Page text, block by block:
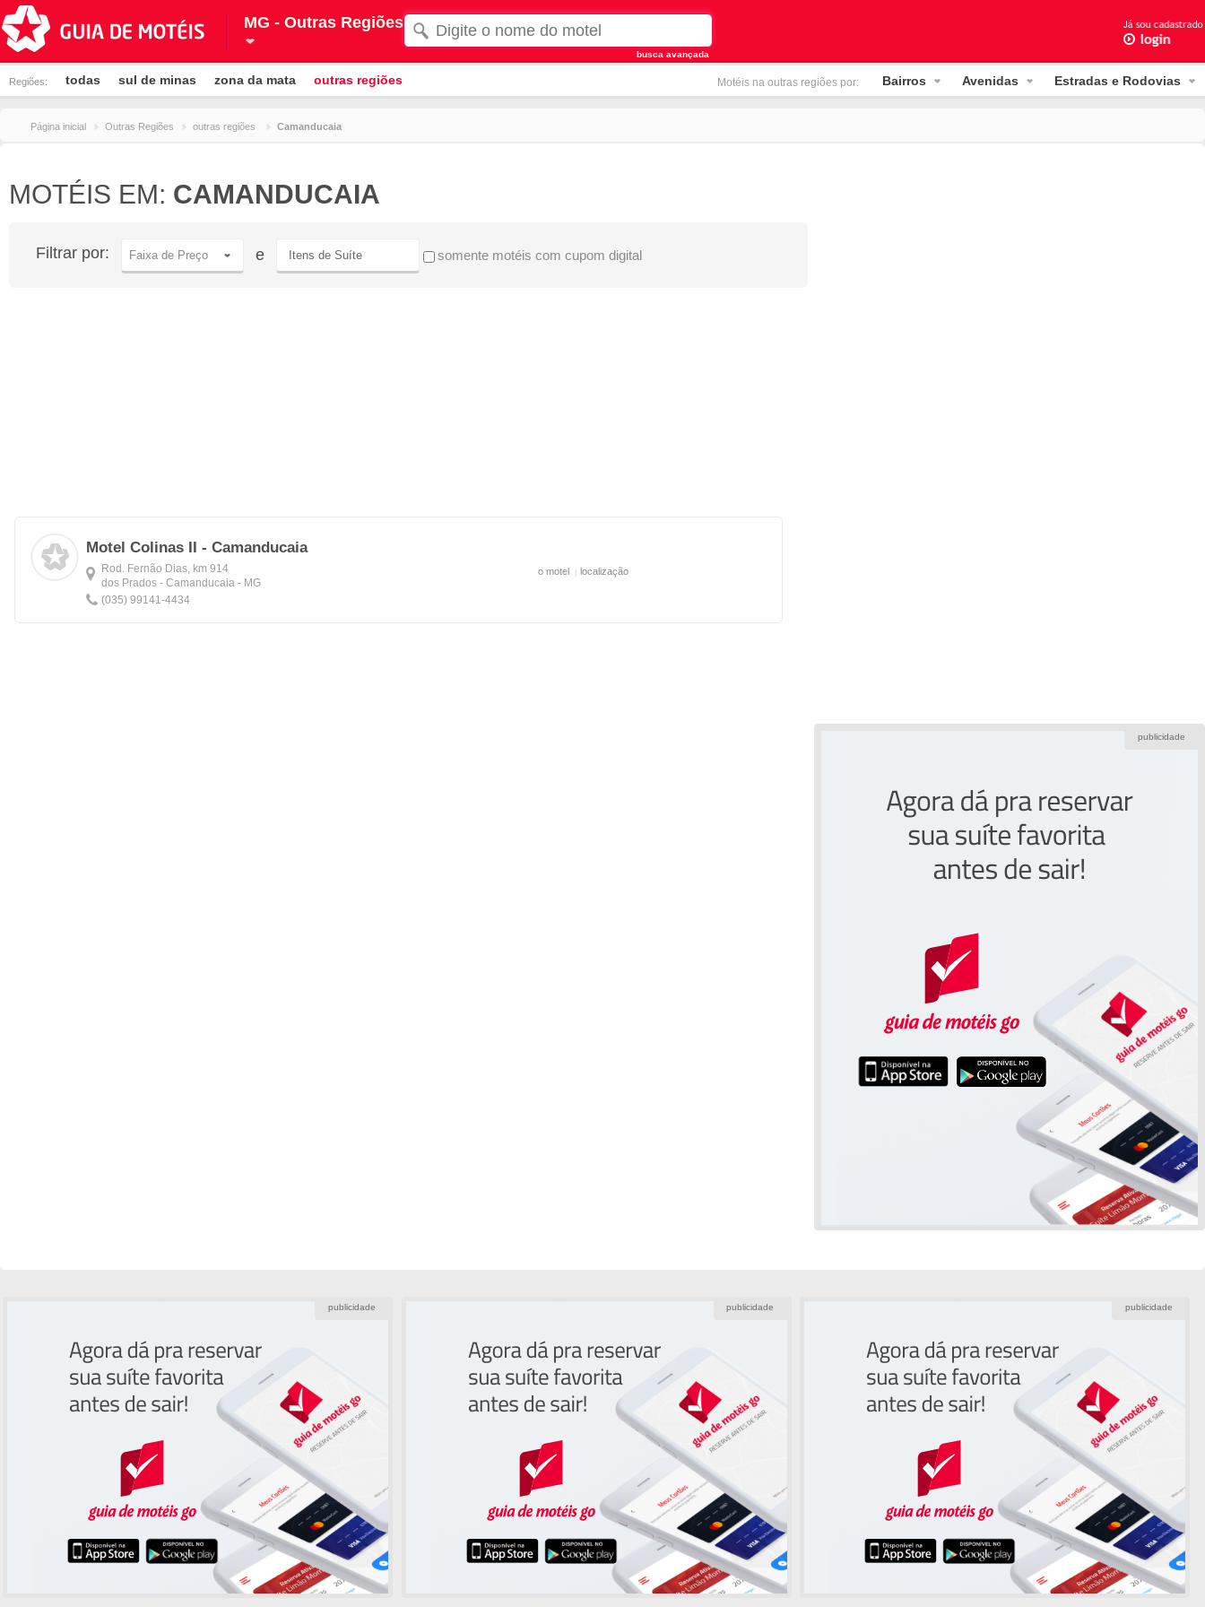
MG - Outras Regiões
busca avançada
Regiões: todas sul de minas zona da mata outras regiões Motéis na outras regiões por: Bairros Avenidas Estradas e Rodovias
Página inicial Outras Regiões outras regiões Camanducaia
MOTÉIS EM: CAMANDUCAIA
Filtrar por: Faixa de Preço e somente motéis com cupom digital
Motel Colinas II - Camanducaia
Rod. Fernão Dias, km 914
dos Prados - Camanducaia - MG
(035) 99141-4434
o motel localização
publicidade
publicidade publicidade publicidade